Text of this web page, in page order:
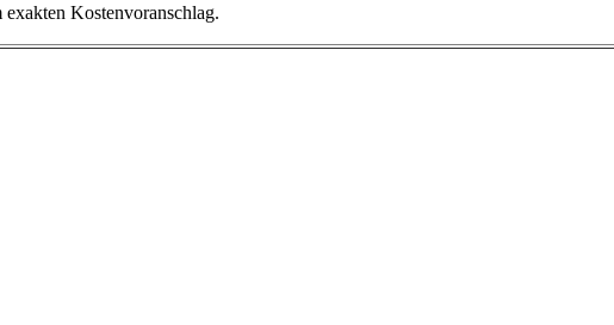
Kostenvoranschlag.